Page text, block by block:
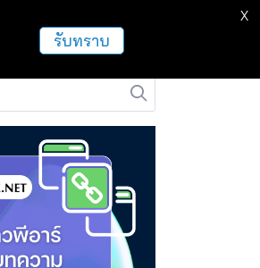
ฝากข่าวประชาสัมพันธ์
รับทราบ
X